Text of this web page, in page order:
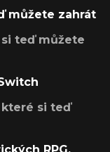
můžete zahrát
teď můžete
si teď